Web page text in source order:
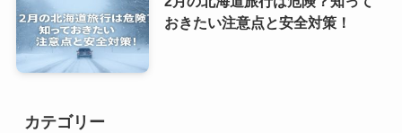
おきたい注意点と安全対策！
カテゴリー